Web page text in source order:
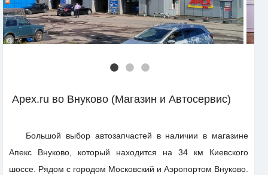
Apex.ru во Внуково (Магазин и Автосервис)
Большой выбор автозапчастей в наличии в магазине
Апекс Внуково, который находится на 34 км Киевского
шоссе. Рядом с городом Московский и Аэропортом Внуково.